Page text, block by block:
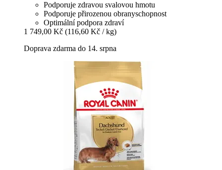
Podporuje zdravou svalovou hmotu
Podporuje přirozenou obranyschopnost
Optimální podpora zdraví
1 749,00 Kč (116,60 Kč / kg)
Doprava zdarma do 14. srpna